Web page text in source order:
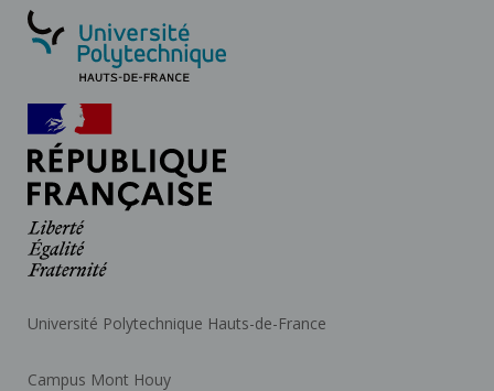
Université Polytechnique Hauts-de-France
Campus Mont Houy